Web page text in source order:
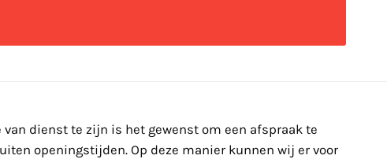
dienst te zijn is het gewenst om een afspraak te
openingstijden. Op deze manier kunnen wij er voor